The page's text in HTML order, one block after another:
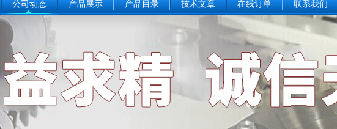
公司动态 产品展示 产品目录 技术文章 在线订单 联系我们